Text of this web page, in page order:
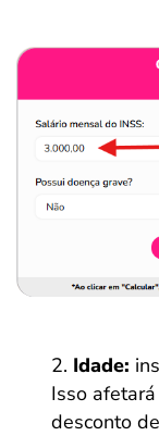
Idade:
Isso
desconto